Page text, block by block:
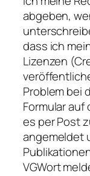
abgeben,
dass ich
Lizenzen
Problem bei
Formular
es per Post
angemeldet
VGWort